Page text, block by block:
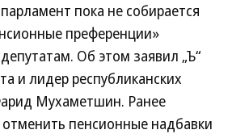
пока не собирается
преференции»
Об этом заявил „Ъ“
и лидер республиканских
Мухаметшин. Ранее
пенсионные надбавки